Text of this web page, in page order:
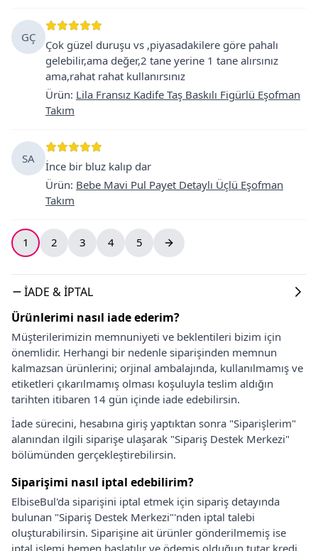
GÇ
Çok güzel duruşu vs ,piyasadakilere göre pahalı
gelebilir,ama değer,2 tane yerine 1 tane alırsınız
ama,rahat rahat kullanırsınız
Ürün: Lila Fransız Kadife Taş Baskılı Figürlü Eşofman
Takım
SA
İnce bir bluz kalıp dar
Ürün: Bebe Mavi Pul Payet Detaylı Üçlü Eşofman
Takım
1 2 3 4 5
İADE & İPTAL
Ürünlerimi nasıl iade ederim?
Müşterilerimizin memnuniyeti ve beklentileri bizim için
önemlidir. Herhangi bir nedenle siparişinden memnun
kalmazsan ürünlerini; orjinal ambalajında, kullanılmamış ve
etiketleri çıkarılmamış olması koşuluyla teslim aldığın
tarihten itibaren 14 gün içinde iade edebilirsin.
İade sürecini, hesabına giriş yaptıktan sonra "Siparişlerim"
alanından ilgili siparişe ulaşarak "Sipariş Destek Merkezi"
bölümünden gerçekleştirebilirsin.
Siparişimi nasıl iptal edebilirim?
ElbiseBul'da siparişini iptal etmek için sipariş detayında
bulunan "Sipariş Destek Merkezi"'nden iptal talebi
oluşturabilirsin. Siparişine ait ürünler gönderilmemiş ise
iptal işlemi hemen başlatılır ve ödemiş olduğun tutar kredi